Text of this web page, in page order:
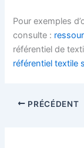
Pour exemples
consulte :
référentiel de
référentiel textile
PRÉCÉDENT